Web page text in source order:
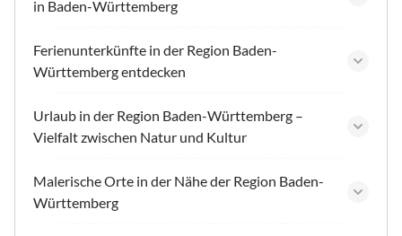
in Baden-Württemberg
Ferienunterkünfte in der Region Baden-
Württemberg entdecken
Urlaub in der Region Baden-Württemberg –
Vielfalt zwischen Natur und Kultur
Malerische Orte in der Nähe der Region Baden-
Württemberg